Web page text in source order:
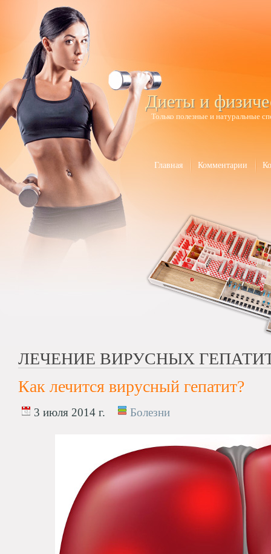
Диеты и
Только полезные и натуральные
Главная Комментарии
ЛЕЧЕНИЕ ВИРУСНЫХ
Как лечится вирусный гепатит?
3 июля 2014 г. Болезни